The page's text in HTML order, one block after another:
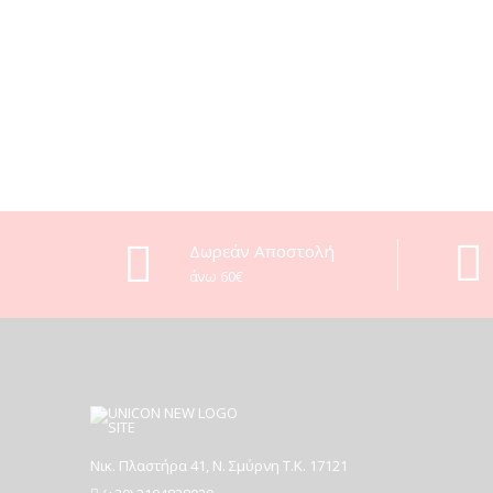
Δωρεάν Αποστολή
άνω 60€
Νικ. Πλαστήρα 41, Ν. Σμύρνη T.K. 17121